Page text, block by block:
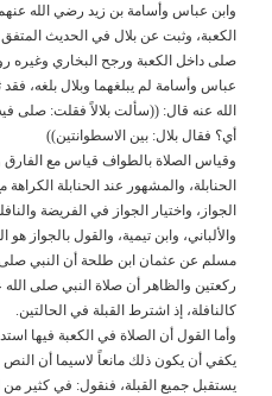
وابن عباس وأسامة بن زيد رضي الله
الكعبة، وثبت عن بلال في الحديث
صلى داخل الكعبة ورجح البخاري وغيره
عباس وأسامة لم يبلغهما وبلال بلغه،
الله عنه قال: ((سألت بلالاً فقلت: صلى
أي؟ فقال بلال: بين الاسطوانتين))
وقياس الصلاة بالطواف قياس مع الفارق
الحنابلة، والمشهور عند الحنابلة
الجواز، واختيار الجواز في الفريضة
والألباني، وابن تيمية، والقول
مسلم عن عثمان ابن طلحة أن النبي
ركعتين والظاهر أن صلاة النبي صلى
كالنافلة، إذ اشترط القبلة في الحالتين.
وأما القول أن الصلاة في الكعبة فيها
يكفي أن يكون ذلك مانعاً لاسيما أن
يستقبل جميع القبلة، فنقول: في كثير